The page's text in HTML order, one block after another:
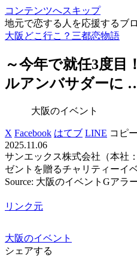
コンテンツへスキップ
地元で恋する人を応援するブ
大阪どこ行こ？三都恋物語
～今年で就任3度目
ルアンバサダーに
大阪のイベント
X Facebook はてブ LINE コピー
2025.11.06
サンエックス株式会社（本社
ゼントを贈るチャリティーイ
Source: 大阪のイベントGアラ
リンク元
大阪のイベント
シェアする